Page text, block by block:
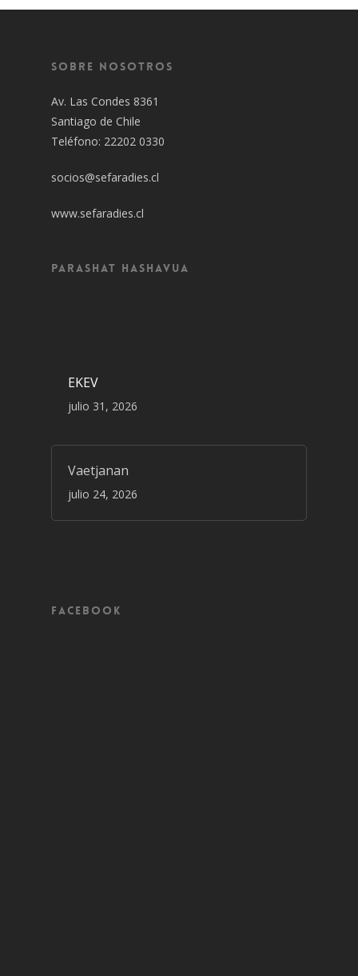
Sobre Nosotros
Av. Las Condes 8361
Santiago de Chile
Teléfono: 22202 0330
socios@sefaradies.cl
www.sefaradies.cl
Parashat Hashavua
EKEV
julio 31, 2026
Vaetjanan
julio 24, 2026
Facebook